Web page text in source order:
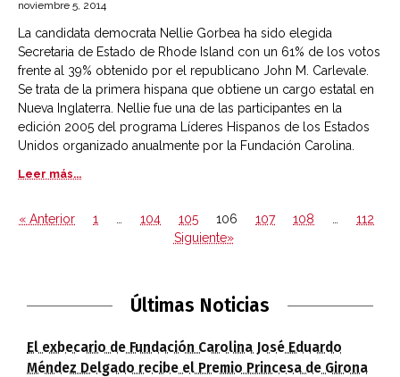
noviembre 5, 2014
La candidata democrata Nellie Gorbea ha sido elegida
Secretaria de Estado de Rhode Island con un 61% de los votos
frente al 39% obtenido por el republicano John M. Carlevale.
Se trata de la primera hispana que obtiene un cargo estatal en
Nueva Inglaterra. Nellie fue una de las participantes en la
edición 2005 del programa Líderes Hispanos de los Estados
Unidos organizado anualmente por la Fundación Carolina.
Leer más...
« Anterior 1 104 105 106 107 108
112
Siguiente»
Últimas Noticias
El exbecario de Fundación Carolina José Eduardo
Méndez Delgado recibe el Premio Princesa de Girona